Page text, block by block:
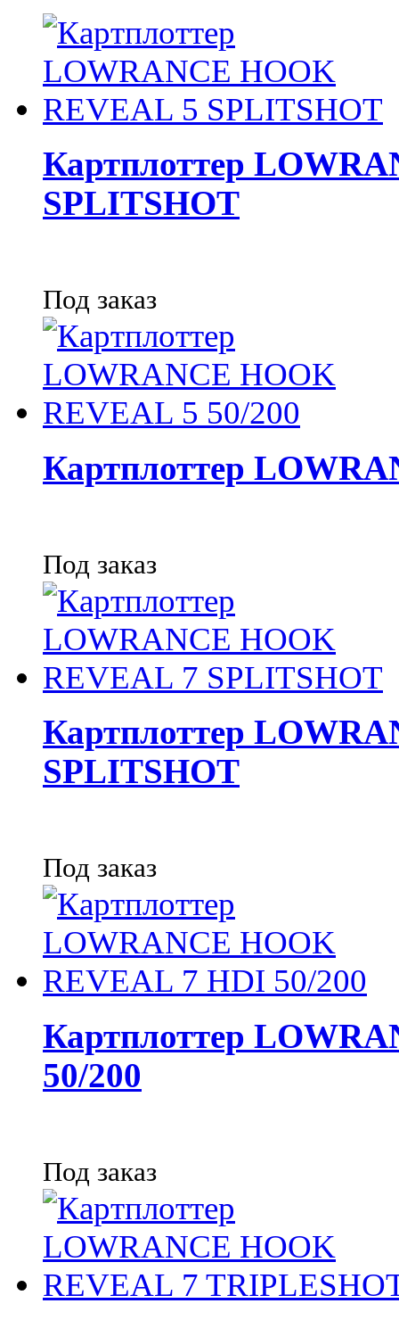
Картплоттер
SPLITSHOT
Под заказ
Картплоттер
Под заказ
Картплоттер
SPLITSHOT
Под заказ
Картплоттер
50/200
Под заказ